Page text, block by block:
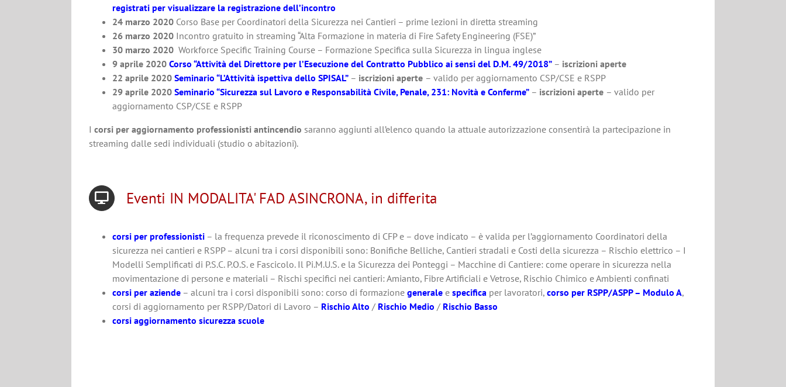
registrati per visualizzare la registrazione dell’incontro
24 marzo 2020 Corso Base per Coordinatori della Sicurezza nei Cantieri – prime lezioni in diretta streaming
26 marzo 2020 Incontro gratuito in streaming “Alta Formazione in materia di Fire Safety Engineering (FSE)”
30 marzo 2020 Workforce Specific Training Course – Formazione Specifica sulla Sicurezza in lingua inglese
9 aprile 2020 Corso “Attività del Direttore per l’Esecuzione del Contratto Pubblico ai sensi del D.M. 49/2018” – iscrizioni aperte
22 aprile 2020 Seminario “L’Attività ispettiva dello SPISAL” – iscrizioni aperte – valido per aggiornamento CSP/CSE e RSPP
29 aprile 2020 Seminario “Sicurezza sul Lavoro e Responsabilità Civile, Penale, 231: Novità e Conferme” – iscrizioni aperte – valido per
aggiornamento CSP/CSE e RSPP
I corsi per aggiornamento professionisti antincendio saranno aggiunti all’elenco quando la attuale autorizzazione consentirà la partecipazione in
streaming dalle sedi individuali (studio o abitazioni).
Eventi IN MODALITA' FAD ASINCRONA, in differita
corsi per professionisti – la frequenza prevede il riconoscimento di CFP e – dove indicato – è valida per l’aggiornamento Coordinatori della
sicurezza nei cantieri e RSPP – alcuni tra i corsi disponibili sono: Bonifiche Belliche, Cantieri stradali e Costi della sicurezza – Rischio elettrico – I
Modelli Semplificati di P.S.C. P.O.S. e Fascicolo. Il Pi.M.U.S. e la Sicurezza dei Ponteggi – Macchine di Cantiere: come operare in sicurezza nella
movimentazione di persone e materiali – Rischi specifici nei cantieri: Amianto, Fibre Artificiali e Vetrose, Rischio Chimico e Ambienti confinati
corsi per aziende – alcuni tra i corsi disponibili sono: corso di formazione generale e specifica per lavoratori, corso per RSPP/ASPP – Modulo A,
corsi di aggiornamento per RSPP/Datori di Lavoro – Rischio Alto / Rischio Medio / Rischio Basso
corsi aggiornamento sicurezza scuole